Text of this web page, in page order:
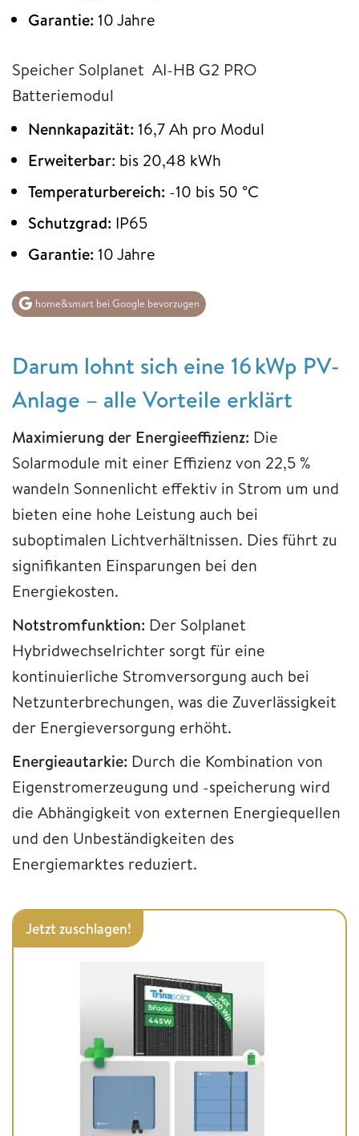
Garantie: 10 Jahre
Speicher Solplanet AI-HB G2 PRO
Batteriemodul
Nennkapazität: 16,7 Ah pro Modul
Erweiterbar: bis 20,48 kWh
Temperaturbereich: -10 bis 50 °C
Schutzgrad: IP65
Garantie: 10 Jahre
home&smart bei Google bevorzugen
Darum lohnt sich eine 16 kWp PV-
Anlage – alle Vorteile erklärt
Maximierung der Energieeffizienz: Die
Solarmodule mit einer Effizienz von 22,5 %
wandeln Sonnenlicht effektiv in Strom um und
bieten eine hohe Leistung auch bei
suboptimalen Lichtverhältnissen. Dies führt zu
signifikanten Einsparungen bei den
Energiekosten.
Notstromfunktion: Der Solplanet
Hybridwechselrichter sorgt für eine
kontinuierliche Stromversorgung auch bei
Netzunterbrechungen, was die Zuverlässigkeit
der Energieversorgung erhöht.
Energieautarkie: Durch die Kombination von
Eigenstromerzeugung und -speicherung wird
die Abhängigkeit von externen Energiequellen
und den Unbeständigkeiten des
Energiemarktes reduziert.
Jetzt zuschlagen!